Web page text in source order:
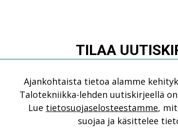
allianssi,allianssimalli,
putkiremontti,linjasaneeraus,
Kommentoi
putkiremontti
tehdä ennätysvauhdissa entistä
TILAA
Ajankohtaista tietoa alamme
Talotekniikka-lehden uutiskirjeellä
Lue tietosuojaselosteestamme,
suojaa ja käsittelee